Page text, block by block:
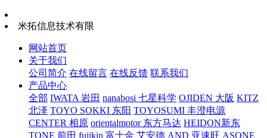
米拓信息技术有限
网站首页
关于我们
公司简介 在线留言 在线反馈 联系我们
产品中心
全部 IWATA 岩田 nanabosi 七星科学 OJIDEN 大阪 KITZ
北泽 TOYO SOKKI 东阳 TOYOSUMI 丰澄电源
CENTER 相原 orientalmotor 东方马达 HEIDON新东
TONE 前田 fujikin 富士金 艾安德 AND 亚速旺 ASONE